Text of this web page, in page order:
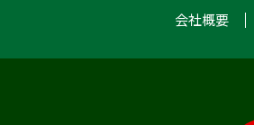
会社概要